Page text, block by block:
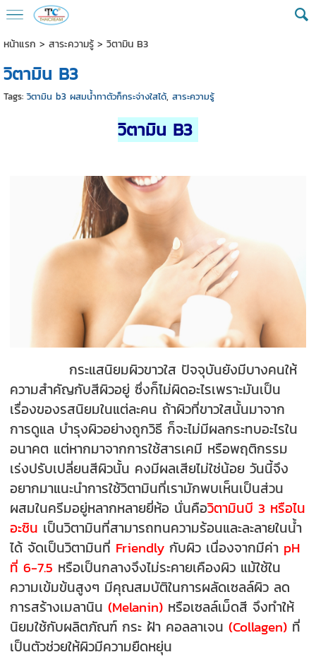
หน้าแรก > สาระความรู้> วิตามิน B3
วิตามิน B3
Tags:วิตามิน b3 ผสมน้ำทาตัวก็กระจ่างใสได้, สาระความรู้
วิตามิน B3
กระแสนิยมผิวขาวใส ปัจจุบันยังมีบางคนให้
ความสำคัญกับสีผิวอยู่ ซึ่งก็ไม่ผิดอะไรเพราะมันเป็น
เรื่องของรสนิยมในแต่ละคน ถ้าผิวที่ขาวใสนั้นมาจาก
การดูแล บำรุงผิวอย่างถูกวิธี ก็จะไม่มีผลกระทบอะไรใน
อนาคต แต่หากมาจากการใช้สารเคมี หรือพฤติกรรม
เร่งปรับเปลี่ยนสีผิวนั้น คงมีผลเสียไม่ใช่น้อย วันนี้จึง
อยากมาแนะนำการใช้วิตามินที่เรามักพบเห็นเป็นส่วน
ผสมในครีมอยู่หลากหลายยี่ห้อ นั่นคือวิตามินบี 3 หรือไน
อะซิน เป็นวิตามินที่สามารถทนความร้อนและละลายในน้ำ
ได้ จัดเป็นวิตามินที่ Friendly กับผิว เนื่องจากมีค่า pH
ที่ 6-7.5 หรือเป็นกลางจึงไม่ระคายเคืองผิว แม้ใช้ใน
ความเข้มข้นสูงๆ มีคุณสมบัติในการผลัดเซลล์ผิว ลด
การสร้างเมลานิน(Melanin) หรือเซลล์เม็ดสี จึงทำให้
นิยมใช้กับผลิตภัณฑ์ กระ ฝ้า คอลลาเจน(Collagen) ที่
เป็นตัวช่วยให้ผิวมีความยืดหยุ่น